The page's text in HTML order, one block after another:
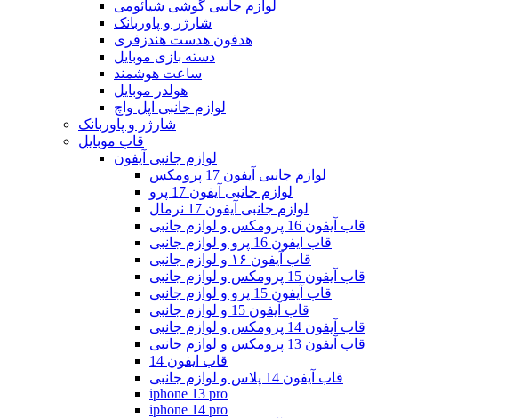
لوازم جانبی گوشی شیائومی
شارژر و پاوربانک
هدفون هدست هندزفری
دسته بازی موبایل
ساعت هوشمند
هولدر موبایل
لوازم جانبی اپل واچ
شارژر و پاوربانک
قاب موبایل
لوازم جانبی آیفون
لوازم جانبی آیفون 17 پرومکس
لوازم جانبی آیفون 17 پرو
لوازم جانبی آیفون 17 نرمال
قاب آیفون 16 پرومکس و لوازم جانبی
قاب ایفون 16 پرو و لوازم جانبی
قاب آیفون ۱۶ و لوازم جانبی
قاب آیفون 15 پرومکس و لوازم جانبی
قاب آیفون 15 پرو و لوازم جانبی
قاب آیفون 15 و لوازم جانبی
قاب آیفون 14 پرومکس و لوازم جانبی
قاب آیفون 13 پرومکس و لوازم جانبی
قاب ایفون 14
قاب آیفون 14 پلاس و لوازم جانبی
iphone 13 pro
iphone 14 pro